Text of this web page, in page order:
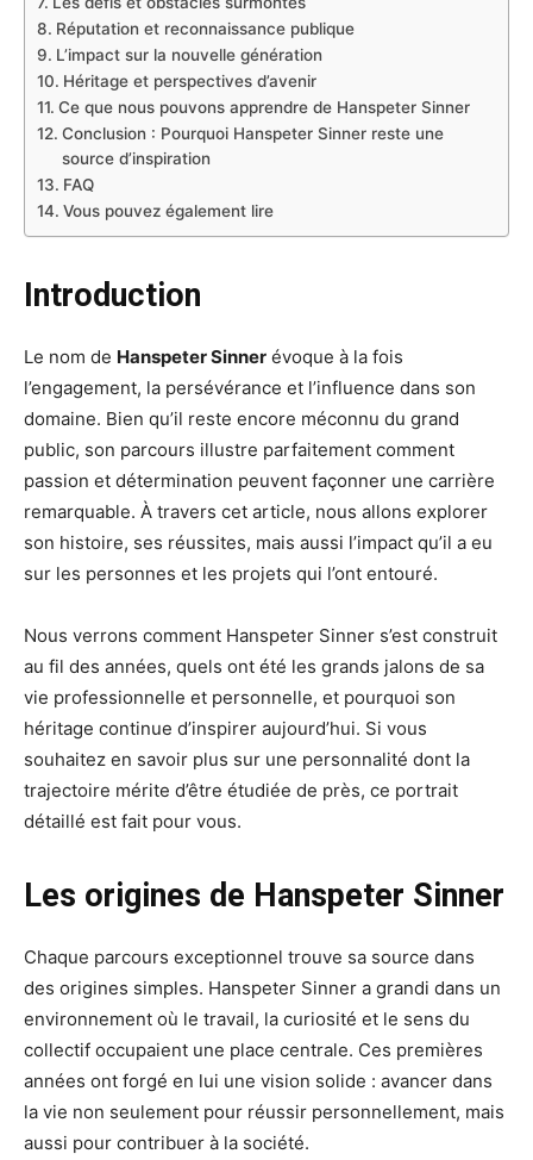
Réputation et reconnaissance publique
L’impact sur la nouvelle génération
Héritage et perspectives d’avenir
Ce que nous pouvons apprendre de Hanspeter Sinner
Conclusion : Pourquoi Hanspeter Sinner reste une
source d’inspiration
FAQ
Vous pouvez également lire
Introduction
Le nom de Hanspeter Sinner évoque à la fois
l’engagement, la persévérance et l’influence dans son
domaine. Bien qu’il reste encore méconnu du grand
public, son parcours illustre parfaitement comment
passion et détermination peuvent façonner une carrière
remarquable. À travers cet article, nous allons explorer
son histoire, ses réussites, mais aussi l’impact qu’il a eu
sur les personnes et les projets qui l’ont entouré.
Nous verrons comment Hanspeter Sinner s’est construit
au fil des années, quels ont été les grands jalons de sa
vie professionnelle et personnelle, et pourquoi son
héritage continue d’inspirer aujourd’hui. Si vous
souhaitez en savoir plus sur une personnalité dont la
trajectoire mérite d’être étudiée de près, ce portrait
détaillé est fait pour vous.
Les origines de Hanspeter Sinner
Chaque parcours exceptionnel trouve sa source dans
des origines simples. Hanspeter Sinner a grandi dans un
environnement où le travail, la curiosité et le sens du
collectif occupaient une place centrale. Ces premières
années ont forgé en lui une vision solide : avancer dans
la vie non seulement pour réussir personnellement, mais
aussi pour contribuer à la société.